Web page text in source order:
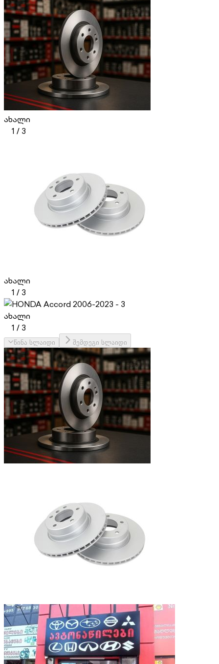
ახალი
1 / 3
ახალი
1 / 3
ახალი
1 / 3
წინა სლაიდი შემდეგი სლაიდი